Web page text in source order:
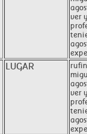
ver
LUGAR
ver